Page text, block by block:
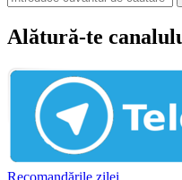
Alătură-te
Recomandările zilei